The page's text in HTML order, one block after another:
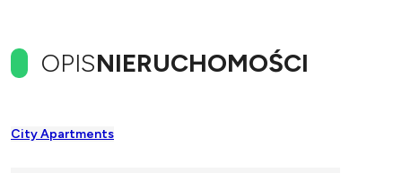
OPISNIERUCHOMOŚCI
City Apartments